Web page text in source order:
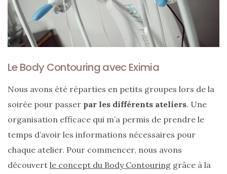
plus
Le Body Contouring avec Eximia
Nous avons été réparties en petits groupes lors de la
soirée pour passer par les différents ateliers. Une
organisation efficace qui m’a permis de prendre le
temps d’avoir les informations nécessaires pour
chaque atelier. Pour commencer, nous avons
découvert le concept du Body Contouring grâce à la